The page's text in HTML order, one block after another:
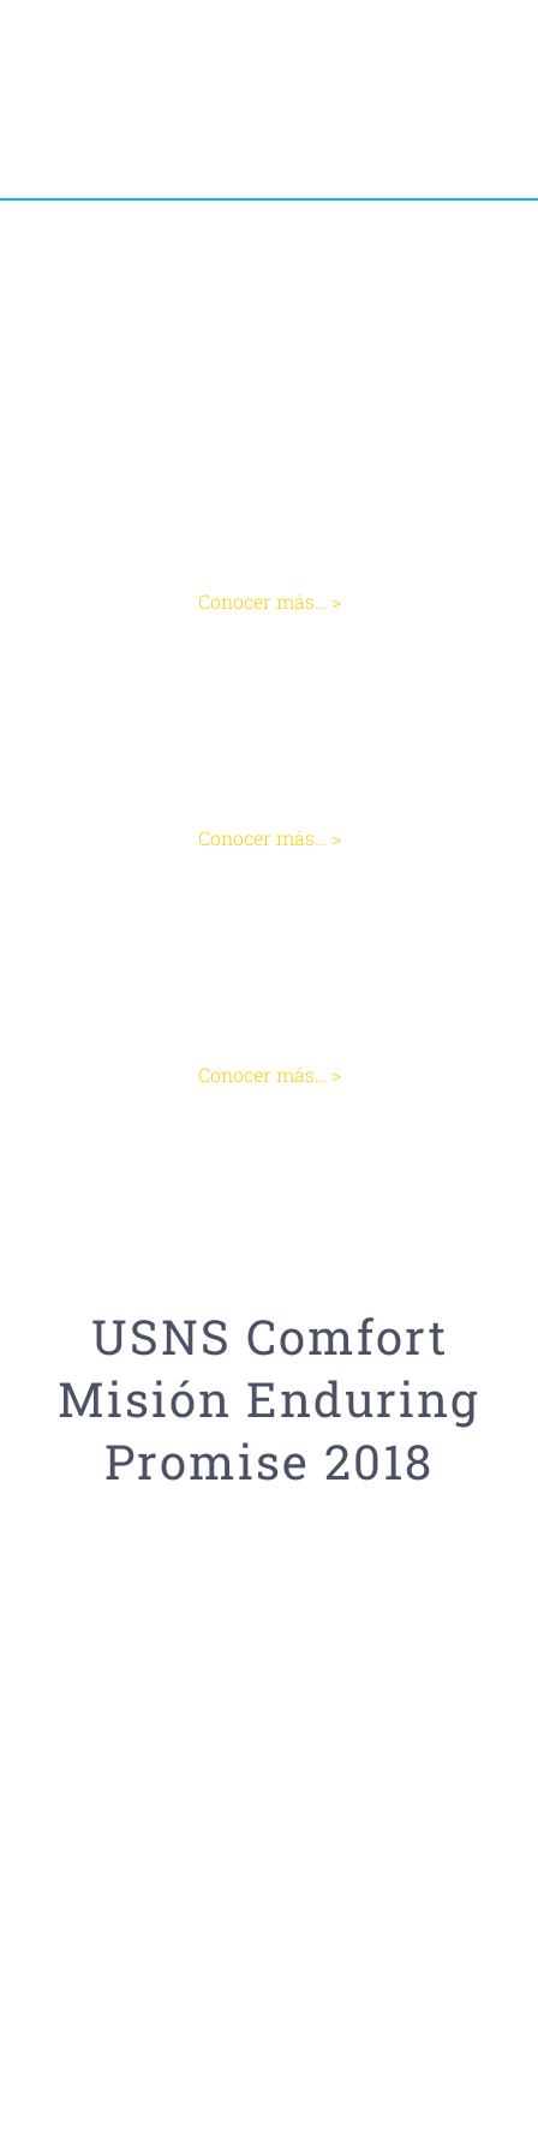
Conocer más… >
Conocer más… >
Conocer más… >
USNS Comfort
Misión Enduring
Promise 2018